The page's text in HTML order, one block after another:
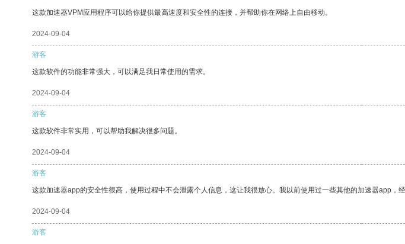
这款加速器VPM应用程序可以给你提供最高速度和安全性的连接，并帮助你在网络上自由移动。
2024-09-04
游客
这款软件的功能非常强大，可以满足我日常使用的需求。
2024-09-04
游客
这款软件非常实用，可以帮助我解决很多问题。
2024-09-04
游客
这款加速器app的安全性很高，使用过程中不会泄露个人信息，这让我很放心。我以前使用过一些其他的加速器app，
2024-09-04
游客